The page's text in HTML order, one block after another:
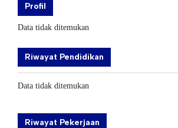
Profil
Data tidak ditemukan
Riwayat Pendidikan
Data tidak ditemukan
Riwayat Pekerjaan